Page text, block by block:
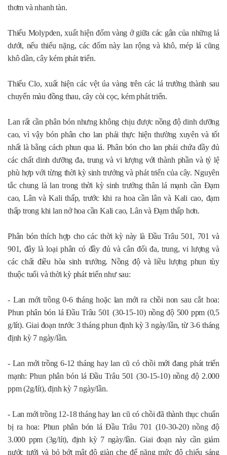
thơm và nhanh tàn.
Thiếu Molypden, xuất hiện đốm vàng ở giữa các gân của những lá
dưới, nếu thiếu nặng, các đốm này lan rộng và khô, mép lá cũng
khô dần, cây kém phát triển.
Thiếu Clo, xuất hiện các vệt úa vàng trên các lá trưởng thành sau
chuyển màu đồng thau, cây còi cọc, kém phát triển.
Lan rất cần phân bón nhưng không chịu được nồng độ dinh dưỡng
cao, vì vậy bón phân cho lan phải thực hiện thường xuyên và tốt
nhất là bằng cách phun qua lá. Phân bón cho lan phải chứa đầy đủ
các chất dinh dưỡng đa, trung và vi lượng với thành phần và tỷ lệ
phù hợp với từng thời kỳ sinh trưởng và phát triển của cây. Nguyên
tắc chung là lan trong thời kỳ sinh trưởng thân lá mạnh cần Đạm
cao, Lân và Kali thấp, trước khi ra hoa cần lân và Kali cao, đạm
thấp trong khi lan nở hoa cần Kali cao, Lân và Đạm thấp hơn.
Phân bón thích hợp cho các thời kỳ này là Đầu Trâu 501, 701 và
901, đây là loại phân có đầy đủ và cân đối đa, trung, vi lượng và
các chất điều hòa sinh trưởng. Nồng độ và liều lượng phun tùy
thuộc tuổi và thời kỳ phát triển như sau:
- Lan mới trồng 0-6 tháng hoặc lan mới ra chồi non sau cắt hoa:
Phun phân bón lá Đầu Trâu 501 (30-15-10) nồng độ 500 ppm (0,5
g/lít). Giai đoạn trước 3 tháng phun định kỳ 3 ngày/lần, từ 3-6 tháng
định kỳ 7 ngày/lần.
- Lan mới trồng 6-12 tháng hay lan cũ có chồi mới đang phát triển
mạnh: Phun phân bón lá Đầu Trâu 501 (30-15-10) nồng độ 2.000
ppm (2g/lít), định kỳ 7 ngày/lần.
- Lan mới trồng 12-18 tháng hay lan cũ có chồi đã thành thục chuẩn
bị ra hoa: Phun phân bón lá Đầu Trâu 701 (10-30-20) nồng độ
3.000 ppm (3g/lít), định kỳ 7 ngày/lần. Giai đoạn này cần giảm
nước tưới và bỏ bớt mật độ giàn che để năng mức độ chiếu sáng